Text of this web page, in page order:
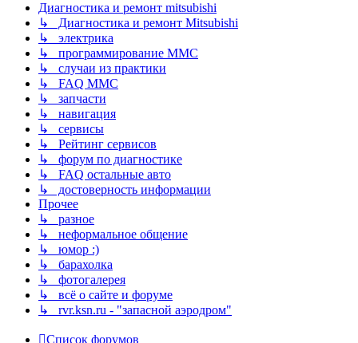
Диагностика и ремонт mitsubishi
↳ Диагностика и ремонт Mitsubishi
↳ электрика
↳ программирование MMC
↳ случаи из практики
↳ FAQ MMC
↳ запчасти
↳ навигация
↳ сервисы
↳ Рейтинг сервисов
↳ форум по диагностике
↳ FAQ остальные авто
↳ достоверность информации
Прочее
↳ разное
↳ неформальное общение
↳ юмор :)
↳ барахолка
↳ фотогалерея
↳ всё о сайте и форуме
↳ rvr.ksn.ru - "запасной аэродром"
Список форумов